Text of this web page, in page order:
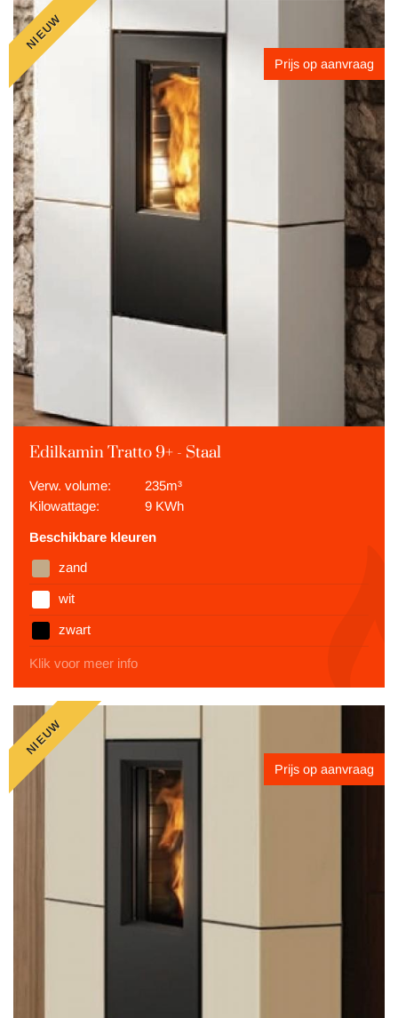
NIEUW
Prijs op aanvraag
Edilkamin Tratto 9+ - Staal
Verw. volume:
235m³
Kilowattage:
9 KWh
Beschikbare kleuren
zand
wit
zwart
Klik voor meer info
NIEUW
Prijs op aanvraag